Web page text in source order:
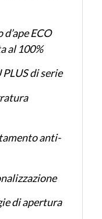
ECO
al 100%
di serie
anti-
di apertura